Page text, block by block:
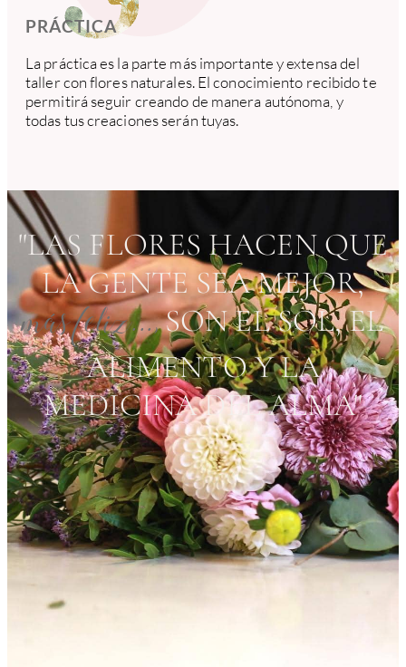
PRÁCTICA
La práctica es la parte más importante y extensa del
taller con flores naturales. El conocimiento recibido te
permitirá seguir creando de manera autónoma, y
todas tus creaciones serán tuyas.
"LAS FLORES HACEN QUE
LA GENTE SEA MEJOR,
más feliz...,SON EL SOL, EL
ALIMENTO Y LA
MEDICINA DEL ALMA"